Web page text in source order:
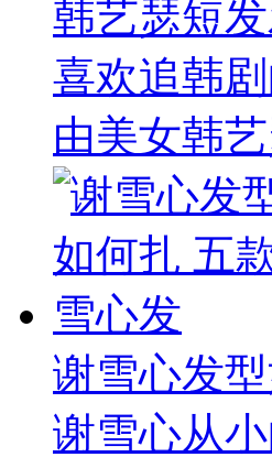
韩艺瑟短
喜欢追韩
由美女韩
谢雪心发
谢雪心从